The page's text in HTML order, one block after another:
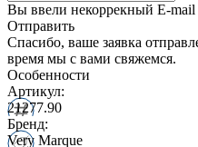
Вы ввели некоррекный E-mail
Отправить
Спасибо, ваше заявка
время мы с вами свяжемся.
Особенности
Артикул:
21277.90
Бренд:
Very Marque